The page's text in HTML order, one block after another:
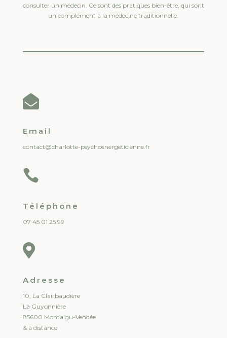
consulter un médecin. Ce sont des pratiques bien-être, qui sont
un complément à la médecine traditionnelle.

Email
contact@charlotte-psychoenergeticienne.fr

Téléphone
07 45 01 25 99

Adresse
10, La Clairbaudière
La Guyonnière
85600 Montaigu-Vendée
& à distance